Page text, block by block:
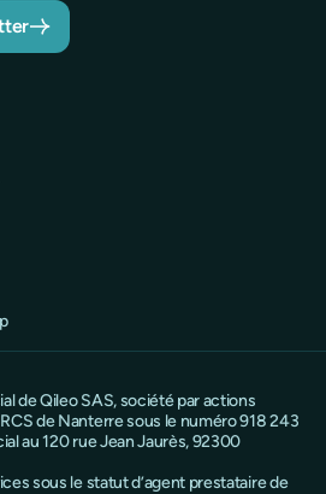
de Qileo SAS, société par actions
de Nanterre sous le numéro 918 243
au 120 rue Jean Jaurès, 92300
sous le statut d’agent prestataire de